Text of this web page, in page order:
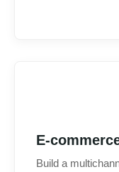
E-
Build a